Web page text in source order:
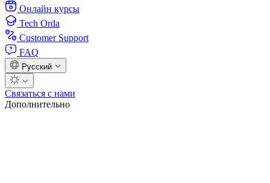
Онлайн курсы
Tech Orda
Customer Support
FAQ
Русский
Связаться с нами
Дополнительно